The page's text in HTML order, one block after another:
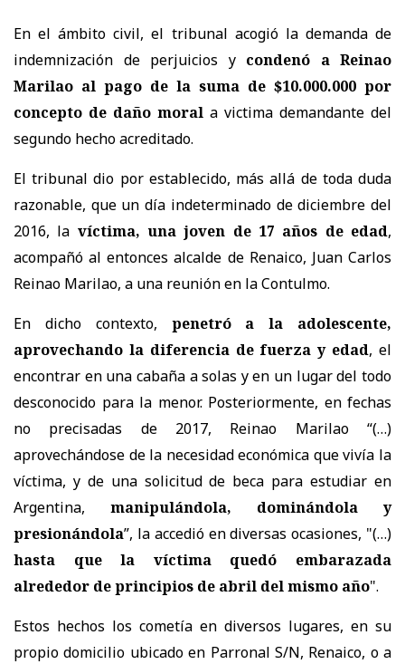
En el ámbito civil, el tribunal acogió la demanda de
indemnización de perjuicios y condenó a Reinao
Marilao al pago de la suma de $10.000.000 por
concepto de daño moral a victima demandante del
segundo hecho acreditado.
El tribunal dio por establecido, más allá de toda duda
razonable, que un día indeterminado de diciembre del
2016, la víctima, una joven de 17 años de edad,
acompañó al entonces alcalde de Renaico, Juan Carlos
Reinao Marilao, a una reunión en la Contulmo.
En dicho contexto, penetró a la adolescente,
aprovechando la diferencia de fuerza y edad, el
encontrar en una cabaña a solas y en un lugar del todo
desconocido para la menor. Posteriormente, en fechas
no precisadas de 2017, Reinao Marilao “(…)
aprovechándose de la necesidad económica que vivía la
víctima, y de una solicitud de beca para estudiar en
Argentina, manipulándola, dominándola y
presionándola”, la accedió en diversas ocasiones, "(…)
hasta que la víctima quedó embarazada
alrededor de principios de abril del mismo año".
Estos hechos los cometía en diversos lugares, en su
propio domicilio ubicado en Parronal S/N, Renaico, o a